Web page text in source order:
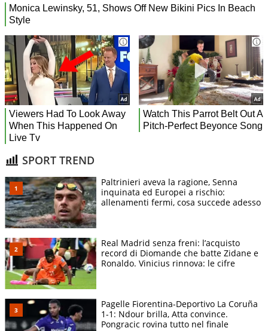
SPORT TREND
Paltrinieri aveva la ragione, Senna
inquinata ed Europei a rischio:
allenamenti fermi, cosa succede adesso
Real Madrid senza freni: l’acquisto
record di Diomande che batte Zidane e
Ronaldo. Vinicius rinnova: le cifre
Pagelle Fiorentina-Deportivo La Coruña
1-1: Ndour brilla, Atta convince.
Pongracic rovina tutto nel finale